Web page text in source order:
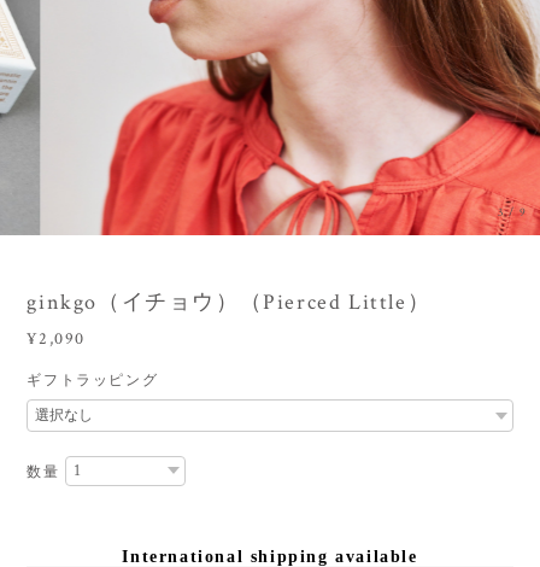
3/9
ginkgo（イチョウ）（Pierced Little）
¥2,090
ギフトラッピング
数量
International shipping available